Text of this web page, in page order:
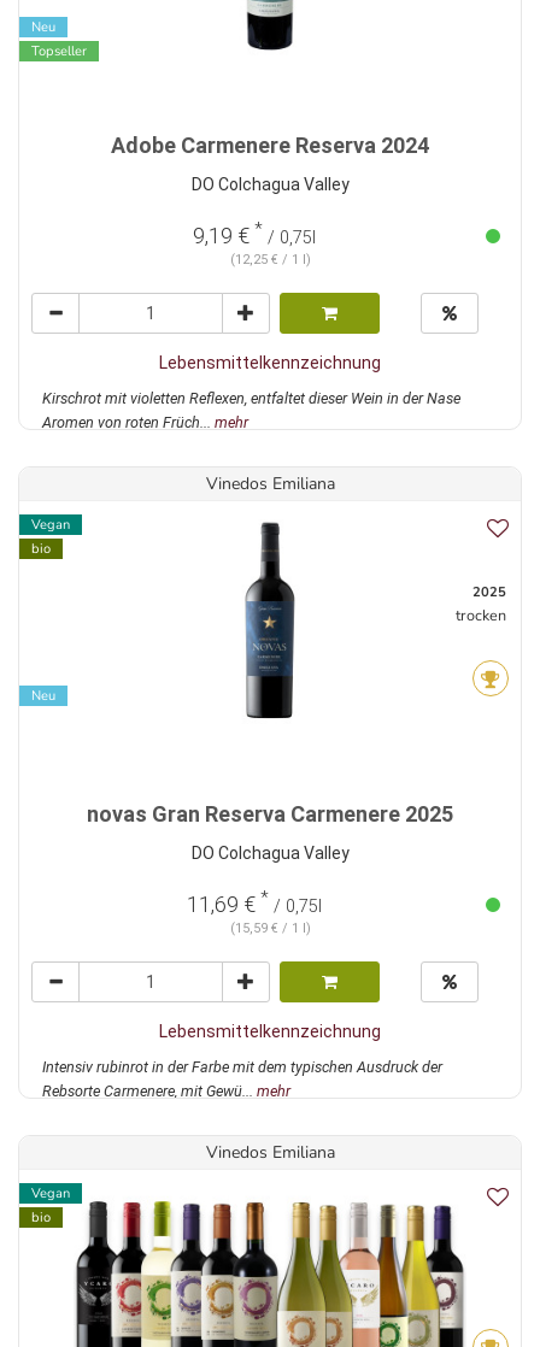
Neu
Topseller
Adobe Carmenere Reserva 2024
DO Colchagua Valley
9,19 € * / 0,75l
(12,25 € / 1 l)
Lebensmittelkennzeichnung
Kirschrot mit violetten Reflexen, entfaltet dieser Wein in der Nase
Aromen von roten Früch... mehr
Vinedos Emiliana
Vegan
bio
Neu
2025
trocken
novas Gran Reserva Carmenere 2025
DO Colchagua Valley
11,69 € * / 0,75l
(15,59 € / 1 l)
Lebensmittelkennzeichnung
Intensiv rubinrot in der Farbe mit dem typischen Ausdruck der
Rebsorte Carmenere, mit Gewü... mehr
Vinedos Emiliana
Vegan
bio